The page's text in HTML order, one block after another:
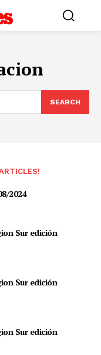
SEARCH
2024
Sur edición
Sur edición
Sur edición